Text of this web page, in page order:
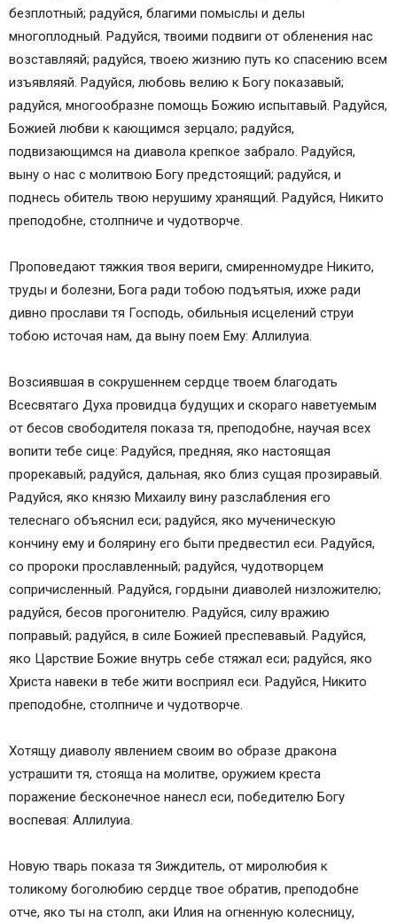
безплотный; радуйся, благими помыслы и делы
многоплодный. Радуйся, твоими подвиги от обленения нас
возставляяй; радуйся, твоею жизнию путь ко спасению всем
изъявляяй. Радуйся, любовь велию к Богу показавый;
радуйся, многообразне помощь Божию испытавый. Радуйся,
Божией любви к кающимся зерцало; радуйся,
подвизающимся на диавола крепкое забрало. Радуйся,
выну о нас с молитвою Богу предстоящий; радуйся, и
поднесь обитель твою нерушиму хранящий. Радуйся, Никито
преподобне, столпниче и чудотворче.
Проповедают тяжкия твоя вериги, смиренномудре Никито,
труды и болезни, Бога ради тобою подъятыя, ихже ради
дивно прослави тя Господь, обильныя исцелений струи
тобою источая нам, да выну поем Ему: Аллилуиа.
Возсиявшая в сокрушеннем сердце твоем благодать
Всесвятаго Духа провидца будущих и скораго наветуемым
от бесов свободителя показа тя, преподобне, научая всех
вопити тебе сице: Радуйся, предняя, яко настоящая
прорекавый; радуйся, дальная, яко близ сущая прозиравый.
Радуйся, яко князю Михаилу вину разслабления его
телеснаго объяснил еси; радуйся, яко мученическую
кончину ему и болярину его быти предвестил еси. Радуйся,
со пророки прославленный; радуйся, чудотворцем
сопричисленный. Радуйся, гордыни диаволей низложителю;
радуйся, бесов прогонителю. Радуйся, силу вражию
поправый; радуйся, в силе Божией преспевавый. Радуйся,
яко Царствие Божие внутрь себе стяжал еси; радуйся, яко
Христа навеки в тебе жити восприял еси. Радуйся, Никито
преподобне, столпниче и чудотворче.
Хотящу диаволу явлением своим во образе дракона
устрашити тя, стояща на молитве, оружием креста
поражение бесконечное нанесл еси, победителю Богу
воспевая: Аллилуиа.
Новую тварь показа тя Зиждитель, от миролюбия к
толикому боголюбию сердце твое обратив, преподобне
отче, яко ты на столп, аки Илия на огненную колесницу,